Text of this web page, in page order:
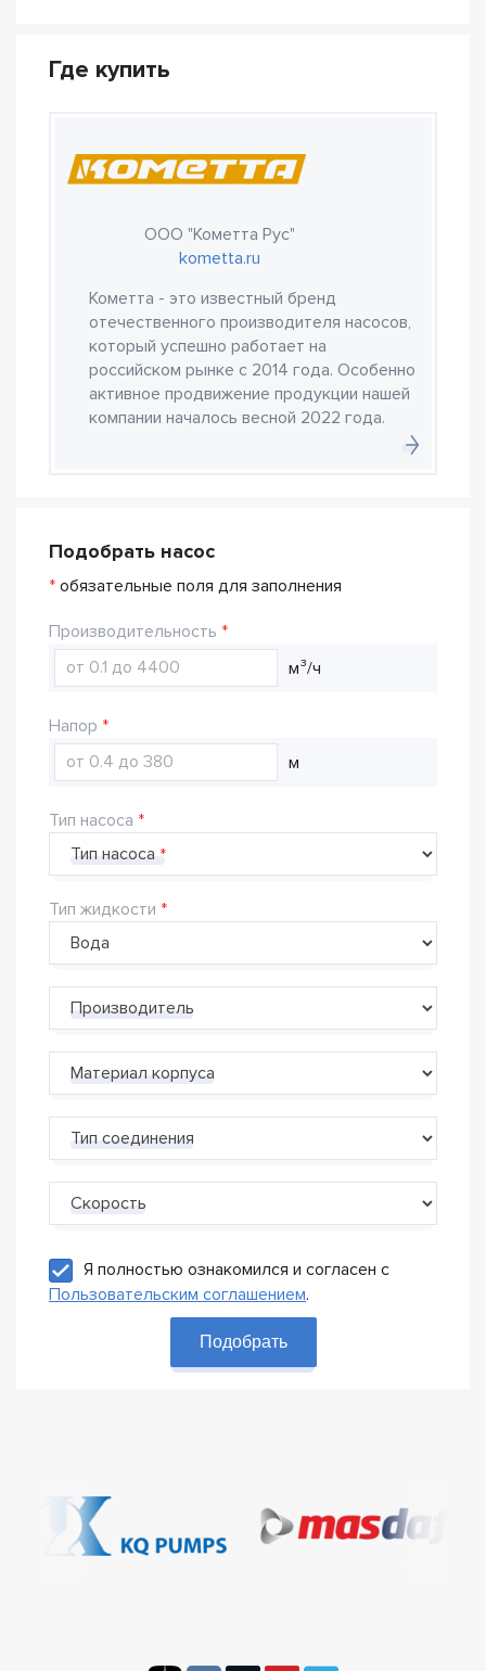
Где купить
ООО "Кометта Рус"
kometta.ru
Кометта - это известный бренд
отечественного производителя насосов,
который успешно работает на
российском рынке с 2014 года. Особенно
активное продвижение продукции нашей
компании началось весной 2022 года.
Подобрать насос
* обязательные поля для заполнения
Производительность
м³/ч
Напор
м
Тип насоса
Тип насоса
Тип жидкости
Производитель
Материал корпуса
Тип соединения
Скорость
Я полностью ознакомился и согласен с
Пользовательским соглашением.
Подобрать